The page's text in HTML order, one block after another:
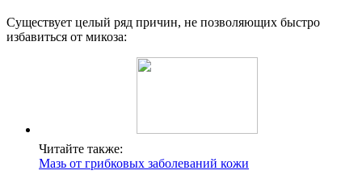
Существует целый ряд причин, не позволяющих быстро
избавиться от микоза:
Читайте также:
Мазь от грибковых заболеваний кожи